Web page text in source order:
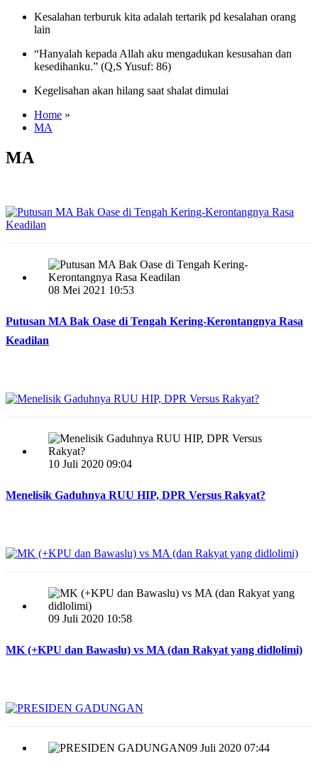
Kesalahan terburuk kita adalah tertarik pd kesalahan orang
lain
“Hanyalah kepada Allah aku mengadukan kesusahan dan
kesedihanku.” (Q,S Yusuf: 86)
Kegelisahan akan hilang saat shalat dimulai
Home »
MA
MA
08 Mei 2021 10:53
Putusan MA Bak Oase di Tengah Kering-Kerontangnya Rasa
Keadilan
10 Juli 2020 09:04
Menelisik Gaduhnya RUU HIP, DPR Versus Rakyat?
09 Juli 2020 10:58
MK (+KPU dan Bawaslu) vs MA (dan Rakyat yang didlolimi)
09 Juli 2020 07:44